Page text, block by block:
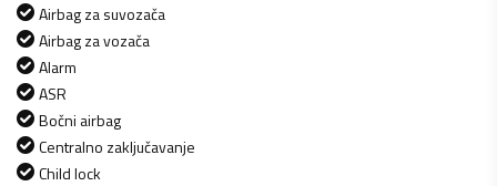
Airbag za suvozača
Airbag za vozača
Alarm
ASR
Bočni airbag
Centralno zaključavanje
Child lock